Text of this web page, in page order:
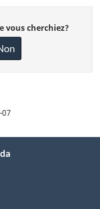
vous cherchiez?